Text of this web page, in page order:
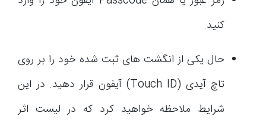
کنید.
حال یکی از انگشت های ثبت شده خود را بر روی
تاچ آیدی (Touch ID) آیفون قرار دهید. در این
شرایط ملاحظه خواهید کرد که در لیست اثر